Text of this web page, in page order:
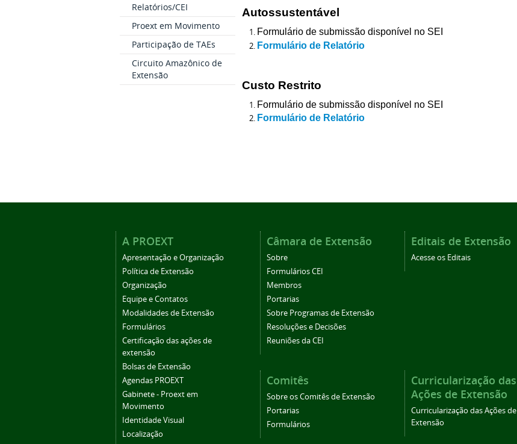
Relatórios/CEI
Proext em Movimento
Participação de TAEs
Circuito Amazônico de
Extensão
Autossustentável
Formulário de submissão disponível no SEI
Formulário de Relatório
Custo Restrito
Formulário de submissão disponível no SEI
Formulário de Relatório
A PROEXT
Apresentação e Organização
Política de Extensão
Organização
Equipe e Contatos
Modalidades de Extensão
Formulários
Certificação das ações de
extensão
Bolsas de Extensão
Agendas PROEXT
Gabinete - Proext em
Movimento
Identidade Visual
Localização
Câmara de Extensão
Sobre
Formulários CEI
Membros
Portarias
Sobre Programas de Extensão
Resoluções e Decisões
Reuniões da CEI
Editais de Extensão
Acesse os Editais
Comitês
Sobre os Comitês de Extensão
Portarias
Formulários
Curricularização das
Ações de Extensão
Curricularização das Ações de
Extensão